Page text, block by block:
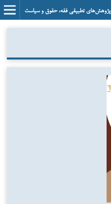
پژوهش‌های تطبیقی فقه، حقوق و سیاست